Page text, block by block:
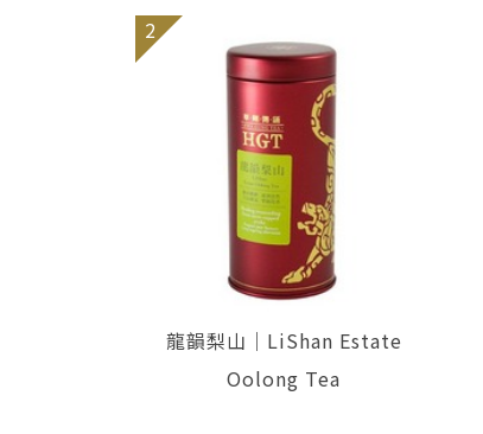
2
龍韻梨山｜LiShan Estate
Oolong Tea